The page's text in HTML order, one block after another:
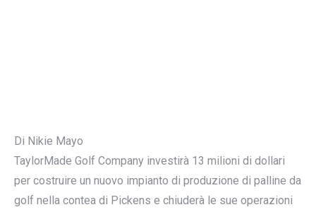
Di Nikie Mayo
TaylorMade Golf Company investirà 13 milioni di dollari
per costruire un nuovo impianto di produzione di palline da
golf nella contea di Pickens e chiuderà le sue operazioni